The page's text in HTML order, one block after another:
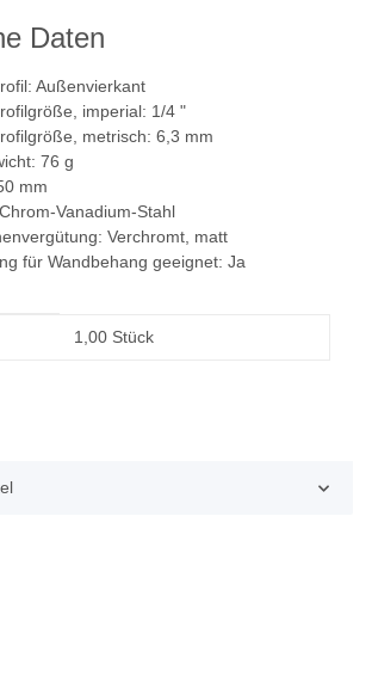
Daten
Außenvierkant
imperial: 1/4 "
metrisch: 6,3 mm
76 g
mm
Vanadium-Stahl
Verchromt, matt
für Wandbehang geeignet: Ja
1,00 Stück